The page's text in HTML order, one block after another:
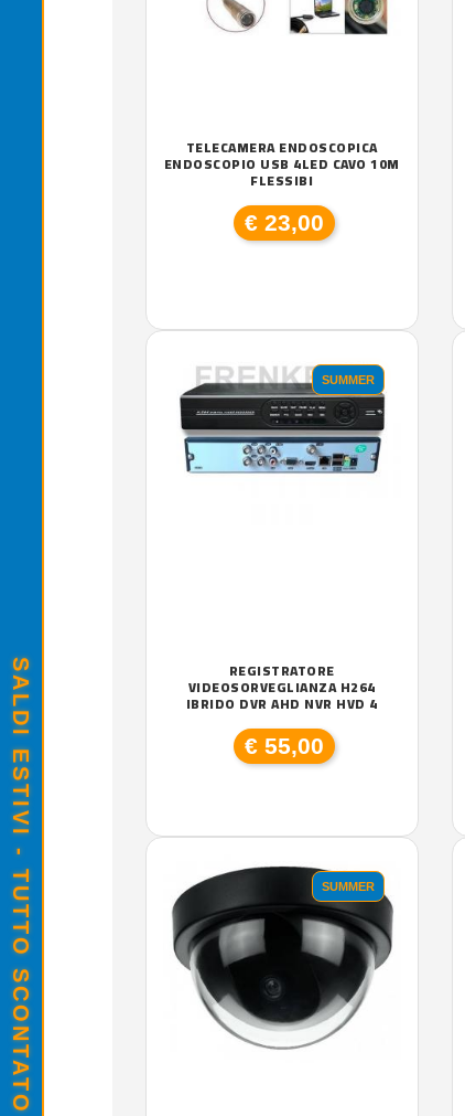
TELECAMERA ENDOSCOPICA
ENDOSCOPIO USB 4LED CAVO 10M
FLESSIBI
€ 23,00
SUMMER
REGISTRATORE
VIDEOSORVEGLIANZA H264
IBRIDO DVR AHD NVR HVD 4
€ 55,00
SUMMER
SALDI ESTIVI - TUTTO SCONTATO